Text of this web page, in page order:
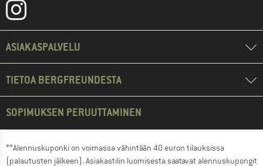
ASIAKASPALVELU
TIETOA BERGFREUNDESTA
SOPIMUKSEN PERUUTTAMINEN
**Alennuskuponki on voimassa vähintään 40 euron tilauksissa
(palautusten jälkeen). Asiakastilin luomisesta saatavat alennuskupongit